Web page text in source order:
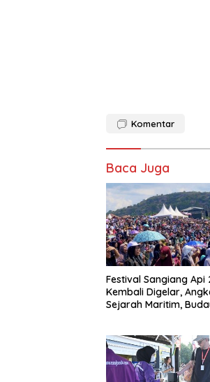
Komentar
Baca Juga
Festival Sangiang Api
Kembali Digelar,
Sejarah Maritim,